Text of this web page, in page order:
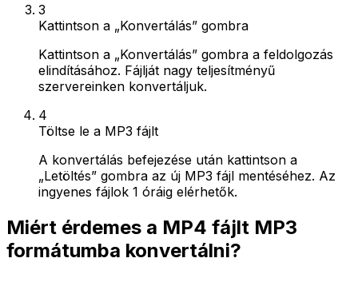
3
Kattintson a „Konvertálás” gombra
Kattintson a „Konvertálás” gombra a feldolgozás
elindításához. Fájlját nagy teljesítményű
szervereinken konvertáljuk.
4
Töltse le a MP3 fájlt
A konvertálás befejezése után kattintson a
„Letöltés” gombra az új MP3 fájl mentéséhez. Az
ingyenes fájlok 1 óráig elérhetők.
Miért érdemes a MP4 fájlt MP3
formátumba konvertálni?